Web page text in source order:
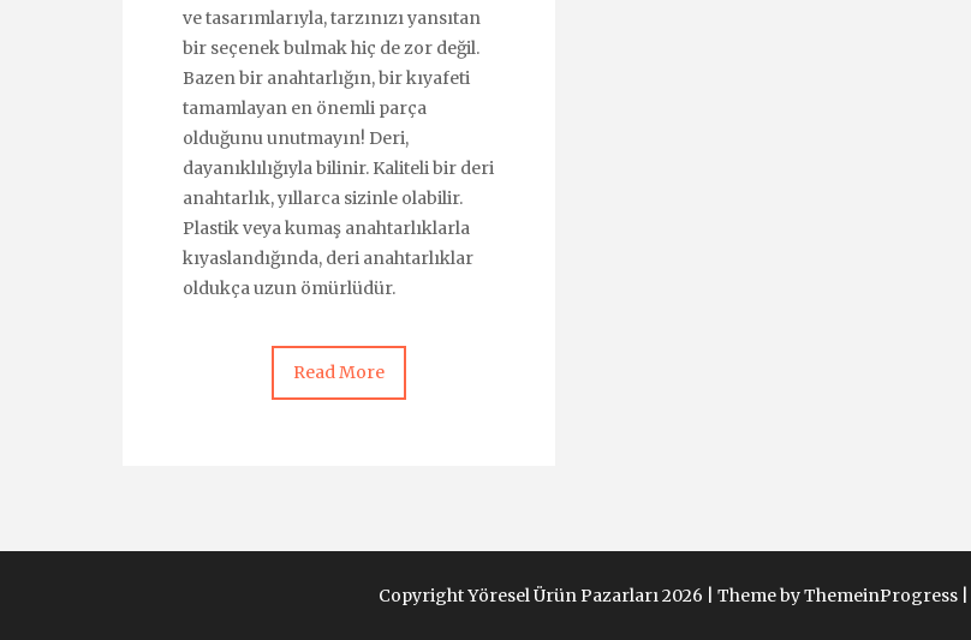
ve tasarımlarıyla, tarzınızı yansıtan
bir seçenek bulmak hiç de zor değil.
Bazen bir anahtarlığın, bir kıyafeti
tamamlayan en önemli parça
olduğunu unutmayın! Deri,
dayanıklılığıyla bilinir. Kaliteli bir deri
anahtarlık, yıllarca sizinle olabilir.
Plastik veya kumaş anahtarlıklarla
kıyaslandığında, deri anahtarlıklar
oldukça uzun ömürlüdür.
Read More
Copyright Yöresel Ürün Pazarları 2026 | Theme by ThemeinProgress|